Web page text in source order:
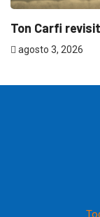
Ton Carfi
agosto 3, 2026